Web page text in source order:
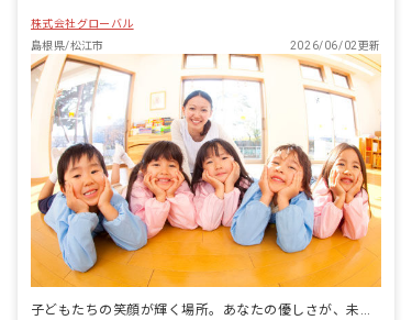
株式会社グローバル
島根県/松江市
2026/06/02更新
子どもたちの笑顔が輝く場所。あなたの優しさが、未来を拓く力になります。